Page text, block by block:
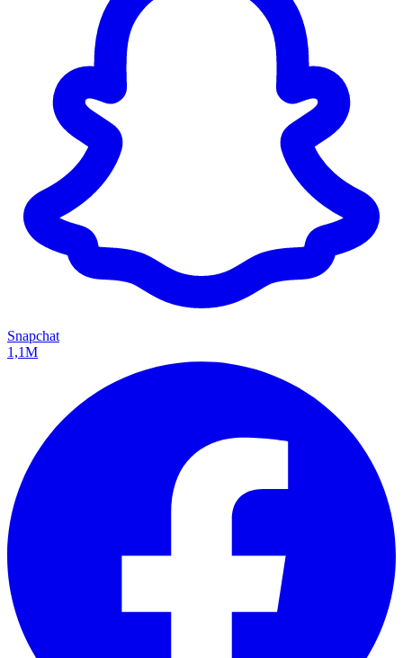
Snapchat
1,1M